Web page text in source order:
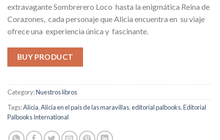
extravagante Sombrerero Loco hasta la enigmática Reina de
Corazones, cada personaje que Alicia encuentra en su viaje
ofrece una experiencia única y fascinante.
BUY PRODUCT
Category:Nuestros libros
Tags:Alicia,Alicia en el país de las maravillas,editorial palbooks,Editorial
Palbooks International